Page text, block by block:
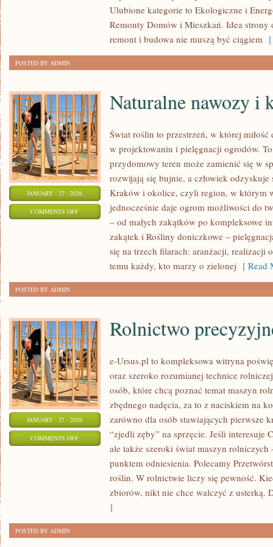
Ulubione kategorie to Ekologiczne i
Remonty Domów i Mieszkań. Idea strony
remont i budowa nie muszą być ciągiem
POSTED BY ADMIN
JANUARY - 27 - 2026
COMMENTS OFFON
NATURALNE
KOMPOSTOWANIE
Naturalne nawozy i
Świat roślin to przestrzeń, w której
w projektowaniu i pielęgnacji ogrodów.
przydomowy teren może zamienić się w
rozwijają się bujnie, a człowiek
Kraków i okolice, czyli region, w którym
jednocześnie daje ogrom możliwości do
– od małych zakątków po kompleksowe
zakątek i Rośliny doniczkowe –
się na trzech filarach: aranżacji, realizacji
temu każdy, kto marzy o zielonej [ Read
POSTED BY ADMIN
JANUARY - 27 - 2026
COMMENTS OFFON
ROLNICTWO
PRECYZYJNE
Rolnictwo
e-Ursus.pl to kompleksowa witryna
oraz szeroko rozumianej technice
osób, które chcą poznać temat maszyn
zbędnego nadęcia, za to z naciskiem na
zarówno dla osób stawiających pierwsze
“zjedli zęby” na sprzęcie. Jeśli interesuje
ale także szeroki świat maszyn rolniczych
punktem odniesienia. Polecamy
roślin. W rolnictwie liczy się pewność.
zbiorów, nikt nie chce walczyć z usterką.
]
POSTED BY ADMIN